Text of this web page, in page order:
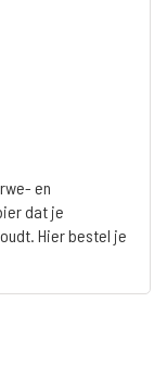
en
dat je
Hier bestel je